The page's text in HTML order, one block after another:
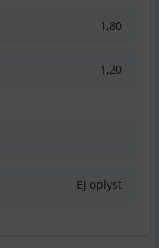
1,80
1,20
Ej oplyst